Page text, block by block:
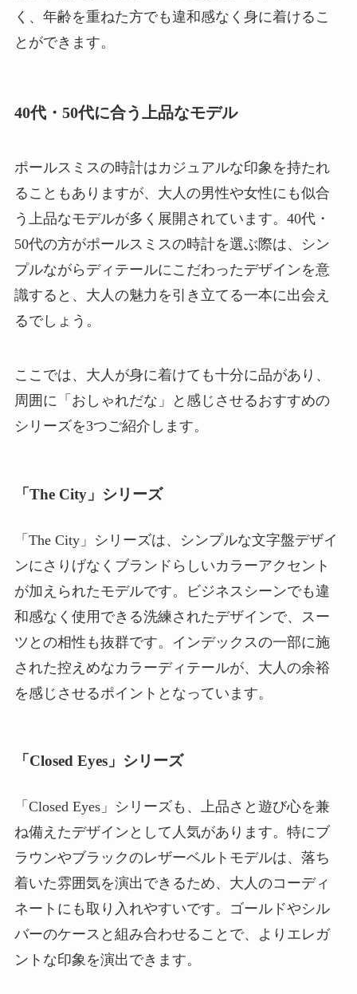
く、年齢を重ねた方でも違和感なく身に着けるこ
とができます。
40代・50代に合う上品なモデル
ポールスミスの時計はカジュアルな印象を持たれ
ることもありますが、大人の男性や女性にも似合
う上品なモデルが多く展開されています。40代・
50代の方がポールスミスの時計を選ぶ際は、シン
プルながらディテールにこだわったデザインを意
識すると、大人の魅力を引き立てる一本に出会え
るでしょう。
ここでは、大人が身に着けても十分に品があり、
周囲に「おしゃれだな」と感じさせるおすすめの
シリーズを3つご紹介します。
「The City」シリーズ
「The City」シリーズは、シンプルな文字盤デザイ
ンにさりげなくブランドらしいカラーアクセント
が加えられたモデルです。ビジネスシーンでも違
和感なく使用できる洗練されたデザインで、スー
ツとの相性も抜群です。インデックスの一部に施
された控えめなカラーディテールが、大人の余裕
を感じさせるポイントとなっています。
「Closed Eyes」シリーズ
「Closed Eyes」シリーズも、上品さと遊び心を兼
ね備えたデザインとして人気があります。特にブ
ラウンやブラックのレザーベルトモデルは、落ち
着いた雰囲気を演出できるため、大人のコーディ
ネートにも取り入れやすいです。ゴールドやシル
バーのケースと組み合わせることで、よりエレガ
ントな印象を演出できます。